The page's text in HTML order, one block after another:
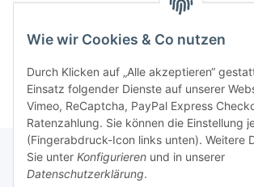
Wie wir Cookies & Co nutzen
Durch Klicken auf „Alle akzeptieren“
Einsatz folgender Dienste auf unserer
Vimeo, ReCaptcha, PayPal Express
Ratenzahlung. Sie können die Einstellung
(Fingerabdruck-Icon links unten). Weitere
Sie unter Konfigurieren und in unserer
Datenschutzerklärung.